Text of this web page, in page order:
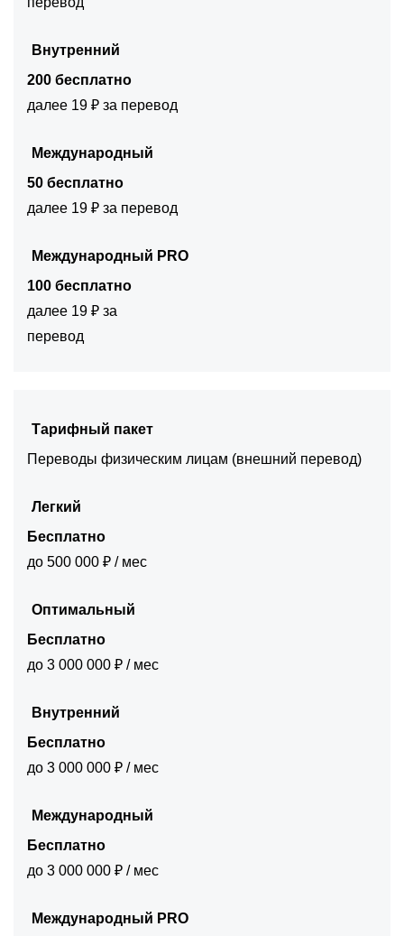
Внутренний
200 бесплатно
далее 19 ₽ за перевод
Международный
50 бесплатно
далее 19 ₽ за перевод
Международный PRO
100 бесплатно
далее 19 ₽ за
перевод
Тарифный пакет
Переводы физическим лицам (внешний перевод)
Легкий
Бесплатно
до 500 000 ₽ / мес
Оптимальный
Бесплатно
до 3 000 000 ₽ / мес
Внутренний
Бесплатно
до 3 000 000 ₽ / мес
Международный
Бесплатно
до 3 000 000 ₽ / мес
Международный PRO